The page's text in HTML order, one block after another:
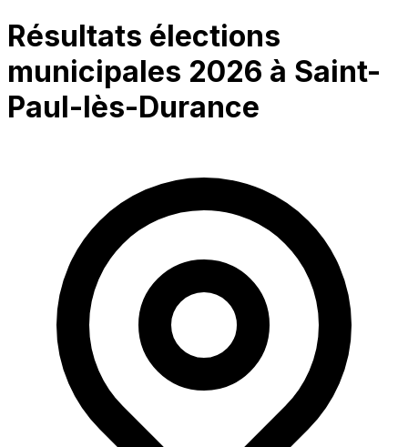
Résultats élections
municipales 2026 à Saint-
Paul-lès-Durance